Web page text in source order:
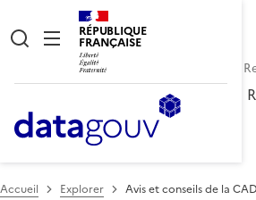
RÉPUBLIQUE
FRANÇAISE
Accueil Explorer Avis et conseils de la